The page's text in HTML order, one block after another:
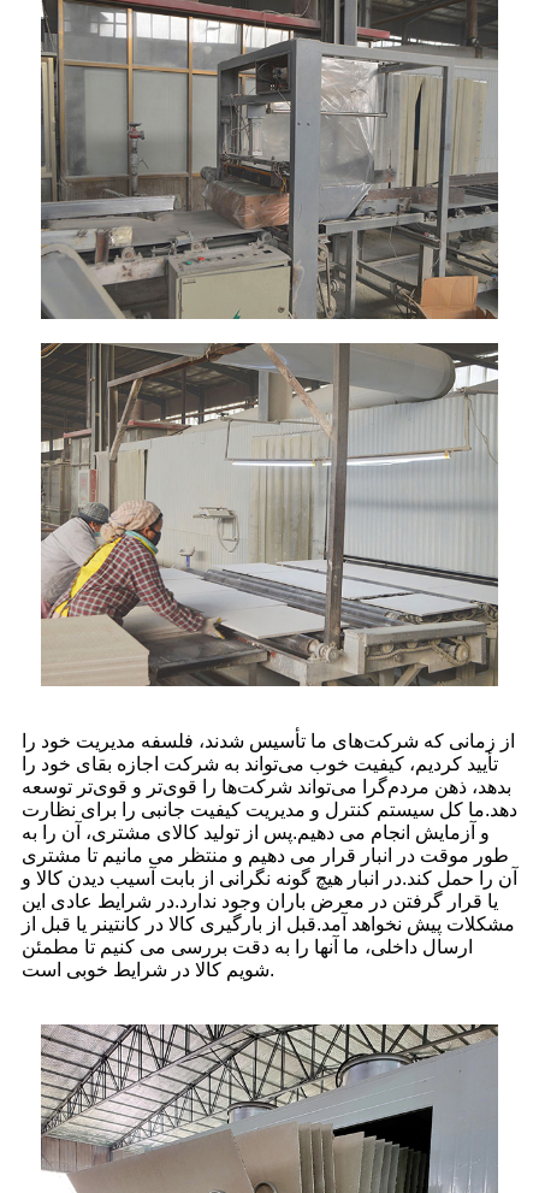
از زمانی که شرکت‌های ما تأسیس شدند، فلسفه مدیریت خود را
تأیید کردیم، کیفیت خوب می‌تواند به شرکت اجازه بقای خود را
بدهد، ذهن مردم‌گرا می‌تواند شرکت‌ها را قوی‌تر و قوی‌تر توسعه
دهد.ما کل سیستم کنترل و مدیریت کیفیت جانبی را برای نظارت
و آزمایش انجام می دهیم.پس از تولید کالای مشتری، آن را به
طور موقت در انبار قرار می دهیم و منتظر می مانیم تا مشتری
آن را حمل کند.در انبار هیچ گونه نگرانی از بابت آسیب دیدن کالا و
یا قرار گرفتن در معرض باران وجود ندارد.در شرایط عادی این
مشکلات پیش نخواهد آمد.قبل از بارگیری کالا در کانتینر یا قبل از
ارسال داخلی، ما آنها را به دقت بررسی می کنیم تا مطمئن
شویم کالا در شرایط خوبی است.